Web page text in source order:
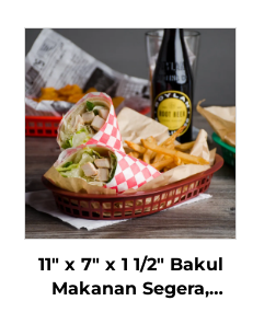
11" x 7" x 1 1/2" Bakul
Makanan Segera,